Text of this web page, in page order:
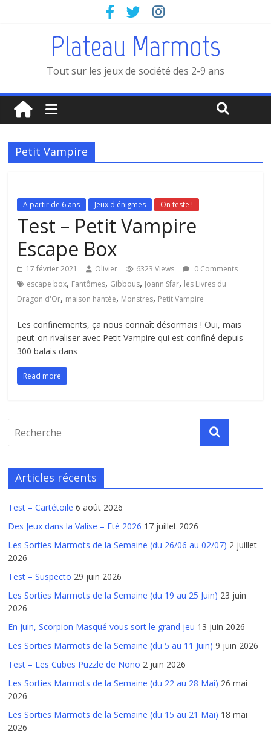
Plateau Marmots
Tout sur les jeux de société des 2-9 ans
Petit Vampire
A partir de 6 ans Jeux d'énigmes On teste !
Test – Petit Vampire
Escape Box
17 février 2021 Olivier 6323 Views
0 Comments
escape box, Fantômes, Gibbous, Joann Sfar, les Livres du
Dragon d'Or, maison hantée, Monstres, Petit Vampire
Les confinements, ça nous connaît désormais ! Oui, mais
peut-on rivaliser avec Petit Vampire qui est confiné depuis
300 balais dans
Read more
Articles récents
Test – Cartétoile 6 août 2026
Des Jeux dans la Valise – Eté 2026 17 juillet 2026
Les Sorties Marmots de la Semaine (du 26/06 au 02/07) 2 juillet
2026
Test – Suspecto 29 juin 2026
Les Sorties Marmots de la Semaine (du 19 au 25 Juin) 23 juin
2026
En juin, Scorpion Masqué vous sort le grand jeu 13 juin 2026
Les Sorties Marmots de la Semaine (du 5 au 11 Juin) 9 juin 2026
Test – Les Cubes Puzzle de Nono 2 juin 2026
Les Sorties Marmots de la Semaine (du 22 au 28 Mai) 26 mai
2026
Les Sorties Marmots de la Semaine (du 15 au 21 Mai) 18 mai
2026